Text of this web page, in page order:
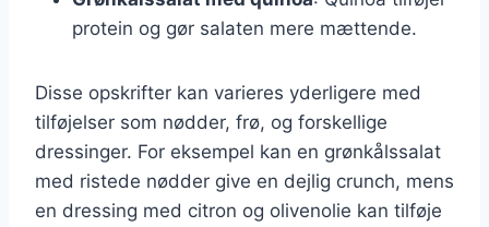
protein og gør salaten mere mættende.
Disse opskrifter kan varieres yderligere med
tilføjelser som nødder, frø, og forskellige
dressinger. For eksempel kan en grønkålssalat
med ristede nødder give en dejlig crunch, mens
en dressing med citron og olivenolie kan tilføje